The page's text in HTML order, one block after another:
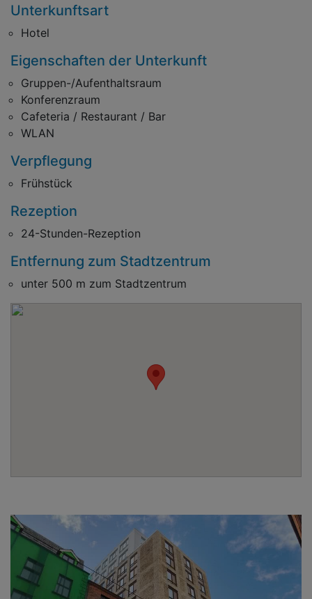
Unterkunftsart
Hotel
Eigenschaften der Unterkunft
Gruppen-/Aufenthaltsraum
Konferenzraum
Cafeteria / Restaurant / Bar
WLAN
Verpflegung
Frühstück
Rezeption
24-Stunden-Rezeption
Entfernung zum Stadtzentrum
unter 500 m zum Stadtzentrum